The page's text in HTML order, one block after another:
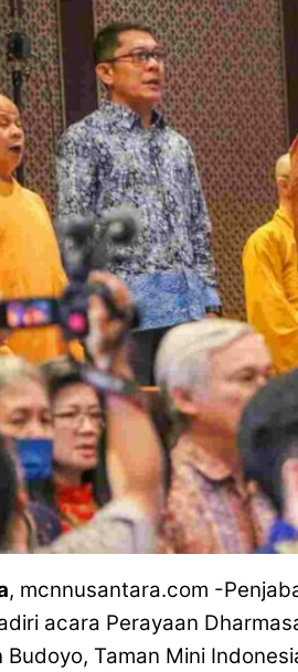
, mcnnusantara.com -
acara Perayaan
Budoyo, Taman Mini